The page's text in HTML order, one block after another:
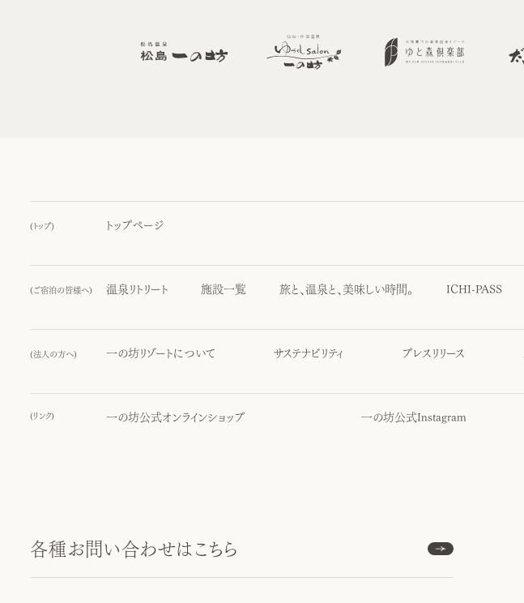
(トップ) トップページ
(ご宿泊の皆様へ) 温泉リトリート 施設一覧 旅と、温泉と、美味しい時間。 ICHI-PASS
(法人の方へ) 一の坊リゾートについて サステナビリティ プレスリリース
(リンク) 一の坊公式オンラインショップ 一の坊公式Instagram
各種お問い合わせはこちら